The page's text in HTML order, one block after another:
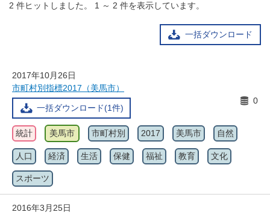
2 件ヒットしました。 1 ～ 2 件を表示しています。
一括ダウンロード
2017年10月26日
市町村別指標2017（美馬市）
一括ダウンロード(1件)
0
統計 美馬市 市町村別 2017 美馬市 自然
人口 経済 生活 保健 福祉 教育 文化
スポーツ
2016年3月25日